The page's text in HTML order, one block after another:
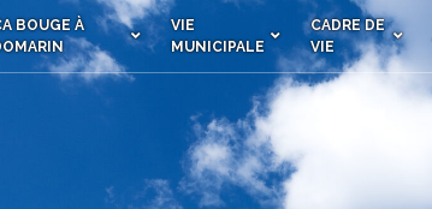
BOUGE À
VIE
MUNICIPALE
CADRE DE
VIE